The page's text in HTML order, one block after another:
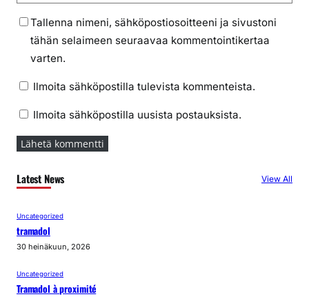
Tallenna nimeni, sähköpostiosoitteeni ja sivustoni
tähän selaimeen seuraavaa kommentointikertaa
varten.
Ilmoita sähköpostilla tulevista kommenteista.
Ilmoita sähköpostilla uusista postauksista.
Latest News View All
Uncategorized
tramadol
30 heinäkuun, 2026
Uncategorized
Tramadol à proximité